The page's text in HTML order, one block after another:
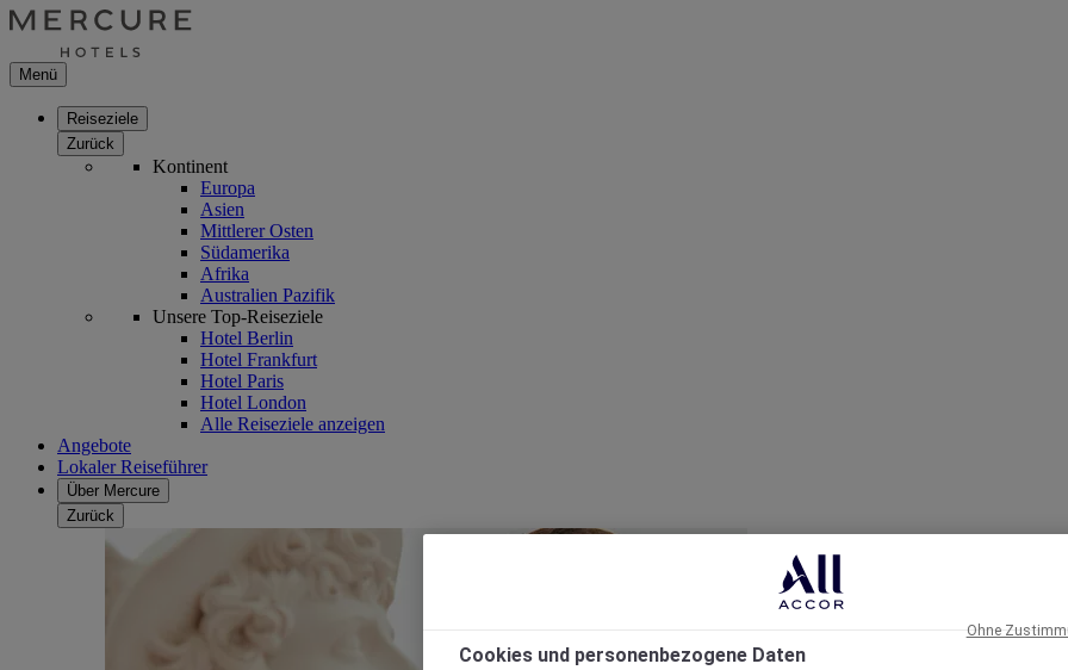
Menü
Reiseziele
Zurück
Kontinent
Europa
Asien
Mittlerer Osten
Südamerika
Afrika
Australien Pazifik
Unsere Top-Reiseziele
Hotel Berlin
Hotel Frankfurt
Hotel Paris
Hotel London
Alle Reiseziele anzeigen
Angebote
Lokaler Reiseführer
Über Mercure
Zurück
Cookies und personenbezogene Daten
Ohne